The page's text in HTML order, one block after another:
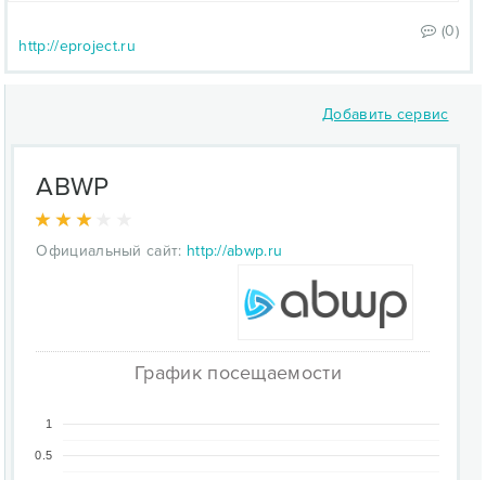
(0)
http://eproject.ru
Добавить сервис
ABWP
Официальный сайт: http://abwp.ru
График посещаемости
0.5
1